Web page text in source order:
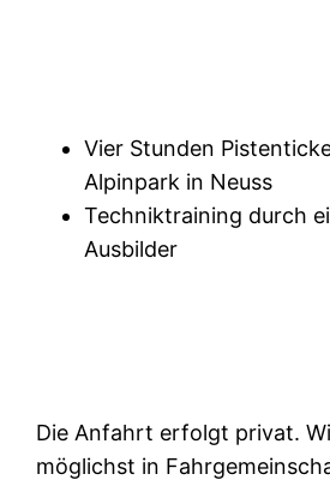
Vier Stunden
Alpinpark in Neuss
Techniktraining durch
Ausbilder
Die Anfahrt erfolgt privat.
möglichst in